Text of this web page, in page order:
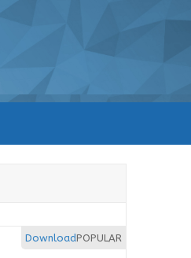
POPULAR
Download